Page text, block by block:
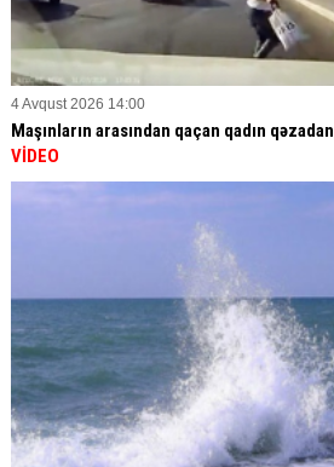
4 Avqust 2026 14:00
Maşınların arasından qaçan qadın qəzadan
VİDEO